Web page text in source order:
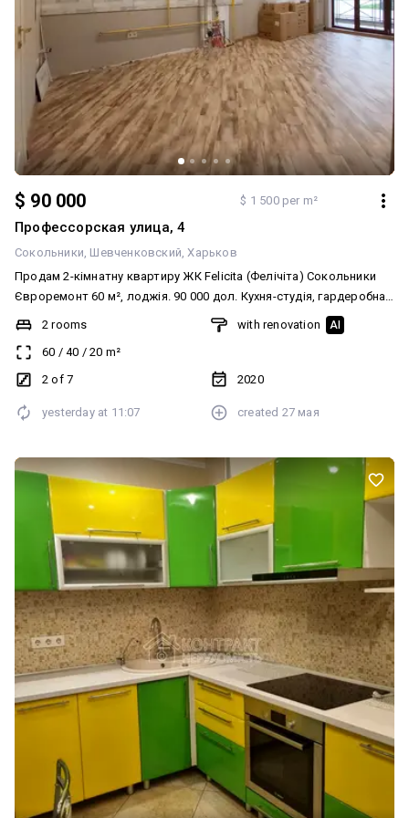
$ 90 000 $ 1 500 per m²
Профессорская улица, 4
Сокольники Шевченковский Харьков
Продам 2-кімнатну квартиру ЖК Felicita (Фелічіта) Сокольники
Євроремонт 60 м², лоджія. 90 000 дол. Кухня-студія, гардеробна,
спальня, санвузол суміщений Закрита територія, що
2 rooms
60 / 40 / 20 m²
2 of 7
with renovation AI
2020
yesterday at 11:07 created 27 мая